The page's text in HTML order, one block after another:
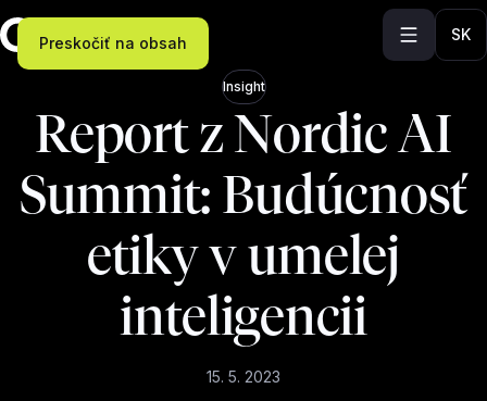
Preskočiť na obsah SK
Insight
Report z Nordic AI
Summit: Budúcnosť
etiky v umelej
inteligencii
15. 5. 2023